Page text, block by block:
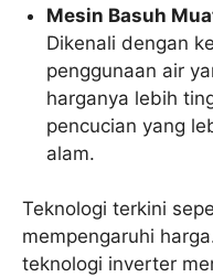
Mesin Basuh
Dikenali dengan
penggunaan air
harganya lebih
pencucian yang
alam.
Teknologi terkini
mempengaruhi
teknologi inverter